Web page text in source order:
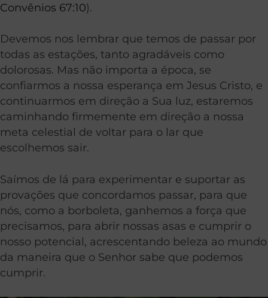
Convênios 67:10).
Devemos nos lembrar que temos de passar por
todas as estações, tanto agradáveis como
dolorosas. Mas não importa a época, se
confiarmos a nossa esperança em Jesus Cristo, e
continuarmos em direção a Sua luz, estaremos
caminhando firmemente em direção a nossa
meta celestial de voltar para o lar que
escolhemos sair.
Saímos de lá para experimentar e suportar as
provações que concordamos passar, para que
nós, como a borboleta, ganhemos a força que
precisamos, para abrir nossas asas e cumprir o
nosso potencial, acrescentando beleza ao mundo
da maneira que o Senhor sabe que podemos
cumprir.